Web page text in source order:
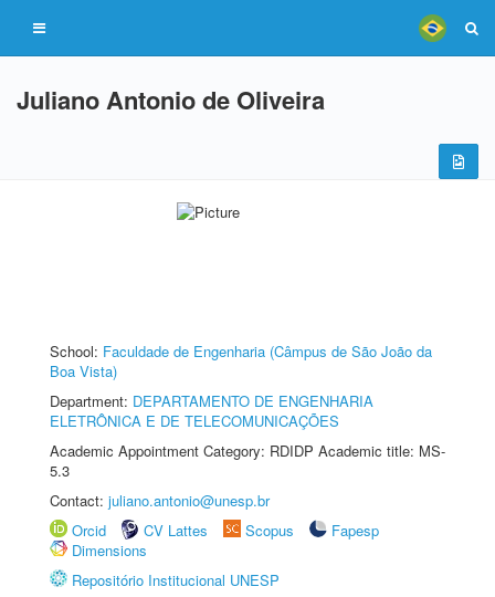
Juliano Antonio de Oliveira
School: Faculdade de Engenharia (Câmpus de São João da
Boa Vista)
Department: DEPARTAMENTO DE ENGENHARIA
ELETRÔNICA E DE TELECOMUNICAÇÕES
Academic Appointment Category: RDIDP Academic title: MS-
5.3
Contact: juliano.antonio@unesp.br
Orcid
CV Lattes Scopus
Fapesp
Dimensions
Repositório Institucional UNESP